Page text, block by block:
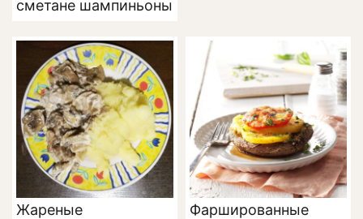
сметане шампиньоны
Жареные
Фаршированные